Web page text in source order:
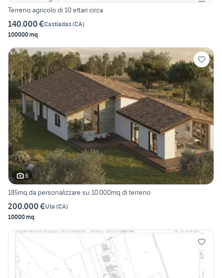
Terreno agricolo di 10 ettari circa
140.000 €Castiadas(CA)
100000 mq
6
185mq da personalizzare su 10.000mq di terreno
200.000 €Uta (CA)
10000 mq